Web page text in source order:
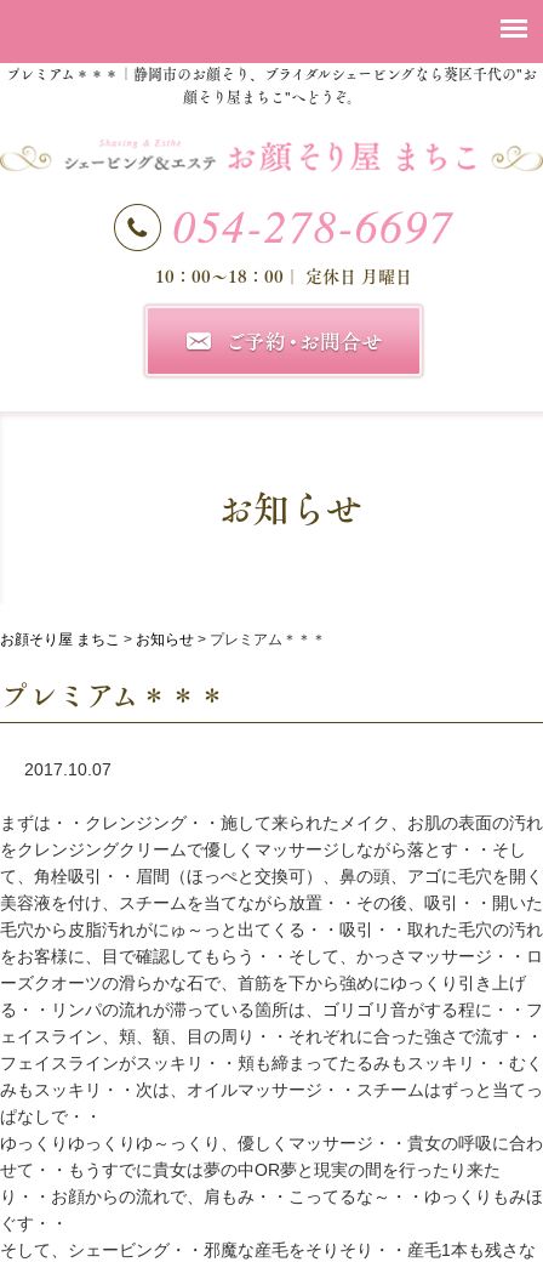
プレミアム＊＊＊｜静岡市のお顔そり、ブライダルシェービングなら葵区千代の"お
顔そり屋まちこ"へどうぞ。
10：00～18：00 ｜ 定休日 月曜日
お知らせ
お顔そり屋 まちこ > お知らせ > プレミアム＊＊＊
プレミアム＊＊＊
2017.10.07
まずは・・クレンジング・・施して来られたメイク、お肌の表面の汚れ
をクレンジングクリームで優しくマッサージしながら落とす・・そし
て、角栓吸引・・眉間（ほっぺと交換可）、鼻の頭、アゴに毛穴を開く
美容液を付け、スチームを当てながら放置・・その後、吸引・・開いた
毛穴から皮脂汚れがにゅ～っと出てくる・・吸引・・取れた毛穴の汚れ
をお客様に、目で確認してもらう・・そして、かっさマッサージ・・ロ
ーズクオーツの滑らかな石で、首筋を下から強めにゆっくり引き上げ
る・・リンパの流れが滞っている箇所は、ゴリゴリ音がする程に・・フ
ェイスライン、頬、額、目の周り・・それぞれに合った強さで流す・・
フェイスラインがスッキリ・・頬も締まってたるみもスッキリ・・むく
みもスッキリ・・次は、オイルマッサージ・・スチームはずっと当てっ
ぱなしで・・
ゆっくりゆっくりゆ～っくり、優しくマッサージ・・貴女の呼吸に合わ
せて・・もうすでに貴女は夢の中OR夢と現実の間を行ったり来た
り・・お顔からの流れで、肩もみ・・こってるな～・・ゆっくりもみほ
ぐす・・
そして、シェービング・・邪魔な産毛をそりそり・・産毛1本も残さな